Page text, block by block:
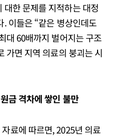
한 문제를 지적하는 대정
이들은 “같은 병상인데도
대 60배까지 벌어지는 구조
가면 지역 의료의 붕괴는 시
금 격차에 쌓인 불만
료에 따르면, 2025년 의료